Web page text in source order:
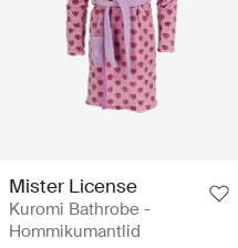
Mister License
Kuromi Bathrobe -
Hommikumantlid